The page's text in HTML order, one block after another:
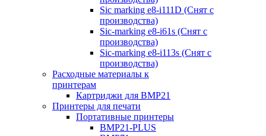
Sic marking e8-i111D (Снят с
производства)
Sic-marking e8-i61s (Снят с
производства)
Sic-marking e8-i113s (Снят с
производства)
Расходные материалы к
принтерам
Картриджи для BMP21
Принтеры для печати
Портативные принтеры
BMP21-PLUS